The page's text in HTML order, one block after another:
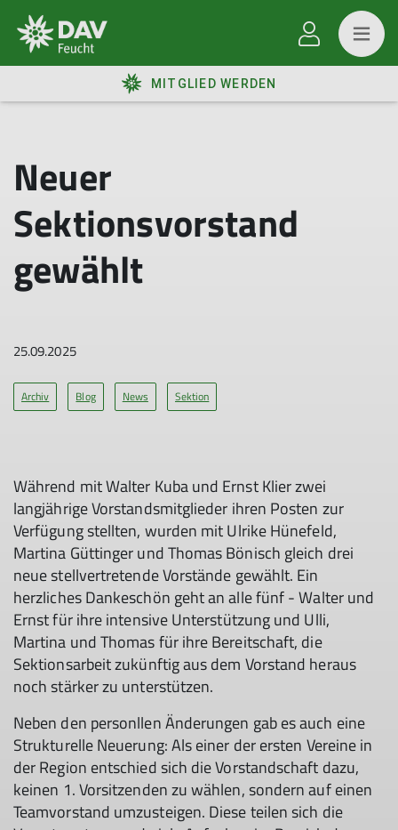
MITGLIED WERDEN
Neuer
Sektionsvorstand
gewählt
25.09.2025
Archiv Blog News Sektion
Während mit Walter Kuba und Ernst Klier zwei
langjährige Vorstandsmitglieder ihren Posten zur
Verfügung stellten, wurden mit Ulrike Hünefeld,
Martina Güttinger und Thomas Bönisch gleich drei
neue stellvertretende Vorstände gewählt. Ein
herzliches Dankeschön geht an alle fünf - Walter und
Ernst für ihre intensive Unterstützung und Ulli,
Martina und Thomas für ihre Bereitschaft, die
Sektionsarbeit zukünftig aus dem Vorstand heraus
noch stärker zu unterstützen.
Neben den personllen Änderungen gab es auch eine
Strukturelle Neuerung: Als einer der ersten Vereine in
der Region entschied sich die Vorstandschaft dazu,
keinen 1. Vorsitzenden zu wählen, sondern auf einen
Teamvorstand umzusteigen. Diese teilen sich die